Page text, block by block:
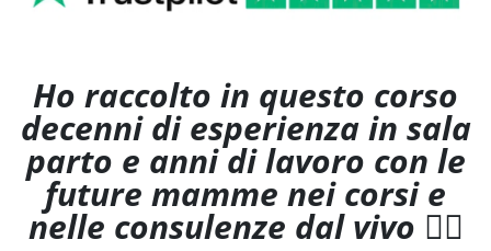
Ho raccolto in questo corso
decenni di esperienza in sala
parto e anni di lavoro con le
future mamme nei corsi e
nelle consulenze dal vivo 👇🏻